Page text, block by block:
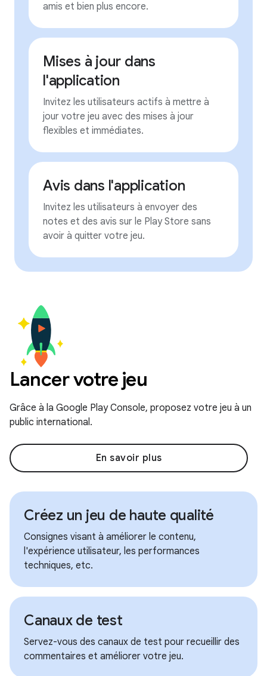
amis et bien plus encore.
Mises à jour dans
l'application
Invitez les utilisateurs actifs à mettre à
jour votre jeu avec des mises à jour
flexibles et immédiates.
Avis dans l'application
Invitez les utilisateurs à envoyer des
notes et des avis sur le Play Store sans
avoir à quitter votre jeu.
Lancer votre jeu
Grâce à la Google Play Console, proposez votre jeu à un
public international.
En savoir plus
Créez un jeu de haute qualité
Consignes visant à améliorer le contenu,
l'expérience utilisateur, les performances
techniques, etc.
Canaux de test
Servez-vous des canaux de test pour recueillir des
commentaires et améliorer votre jeu.